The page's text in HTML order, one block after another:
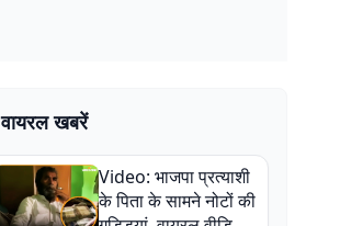
वायरल खबरें
Video: भाजपा प्रत्याशी
के पिता के सामने नोटों की